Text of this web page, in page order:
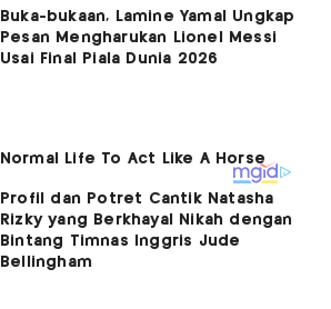
Buka-bukaan, Lamine Yamal Ungkap
Pesan Mengharukan Lionel Messi
Usai Final Piala Dunia 2026
Profil dan Potret Cantik Natasha
Rizky yang Berkhayal Nikah dengan
Bintang Timnas Inggris Jude
Bellingham